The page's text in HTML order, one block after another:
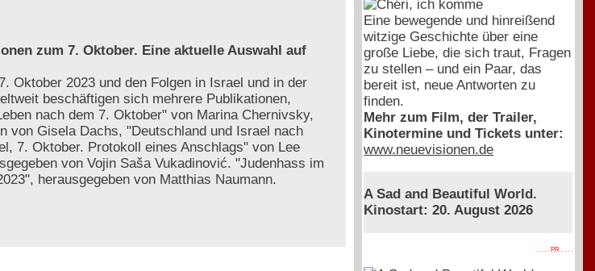
zum 7. Oktober. Eine aktuelle Auswahl auf
Oktober 2023 und den Folgen in Israel und in der
beschäftigen sich mehrere Publikationen,
nach dem 7. Oktober" von Marina Chernivsky,
von Gisela Dachs, "Deutschland und Israel nach
7. Oktober. Protokoll eines Anschlags" von Lee
von Vojin Saša Vukadinović. "Judenhass im
herausgegeben von Matthias Naumann.
Eine bewegende und hinreißend
witzige Geschichte über eine
große Liebe, die sich traut, Fragen
zu stellen – und ein Paar, das
bereit ist, neue Antworten zu
finden.
Mehr zum Film, der Trailer,
Kinotermine und Tickets unter:
www.neuevisionen.de
A Sad and Beautiful World.
Kinostart: 20. August 2026
. . . . PR . . . .